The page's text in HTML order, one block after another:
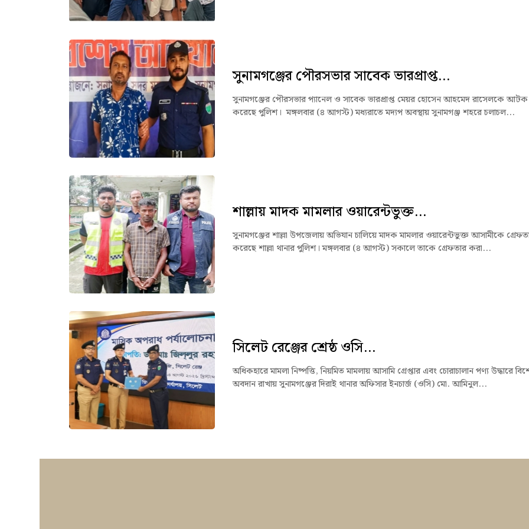
সুনামগঞ্জের পৌরসভার সাবেক ভারপ্রাপ্ত...
সুনামগঞ্জের পৌরসভার প্যানেল ও সাবেক ভারপ্রাপ্ত মেয়র হোসেন আহমেদ রাসেলকে আটক
করেছে পুলিশ। মঙ্গলবার (৪ আগস্ট) মধ্যরাতে মদ্যপ অবস্থায় সুনামগঞ্জ শহরে চলাচল...
শাল্লায় মাদক মামলার ওয়ারেন্টভুক্ত...
সুনামগঞ্জের শাল্লা উপজেলায় অভিযান চালিয়ে মাদক মামলার ওয়ারেন্টভুক্ত আসামীকে
করেছে শাল্লা থানার পুলিশ। মঙ্গলবার (৪ আগস্ট) সকালে তাকে গ্রেফতার করা...
সিলেট রেঞ্জের শ্রেষ্ঠ ওসি...
অধিকহারে মামলা নিষ্পত্তি, নিয়মিত মামলায় আসামি গ্রেপ্তার এবং চোরাচালান পণ্য উদ্ধারে
অবদান রাখায় সুনামগঞ্জের দিরাই থানার অফিসার ইনচার্জ (ওসি) মো. আমিনুল...